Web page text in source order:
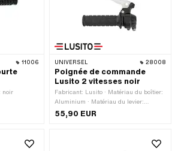
11006
noir
UNIVERSEL 28008
Poignée de commande
Lusito 2 vitesses noir
Fabricant: Lusito · Matériau du boîtier:
Aluminium · Matériau du levier:
Aluminium · Surface: verni · Couleur:
noir · Nombre de vitesses: 2 pcs · Ø
55,90 EUR